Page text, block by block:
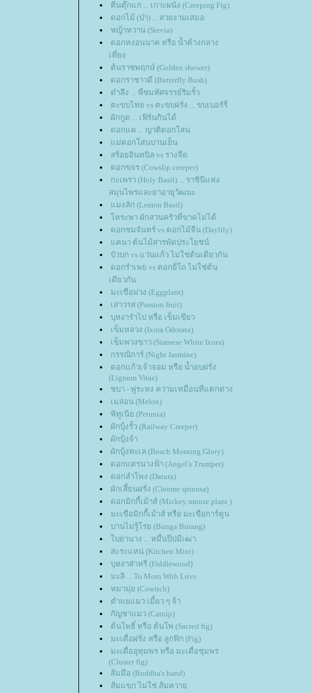
ตีนตุ๊กแก ... เกาะผนัง (Creeping Fig)
ดอกไม้ (ป่า) ... สวยงามเสมอ
หญ้าหวาน (Stevia)
ดอกหงอนนาค หรือ น้ำค้างกลาง
เที่ยง
ต้นราชพฤกษ์ (Golden shower)
ดอกราชาวดี (Butterfly Bush)
ตำลึง ... พืชมหัศจรรย์ริมรั้ว
ตะขบไทย vs ตะขบฝรั่ง ... ขบเบอร์รี่
ผักกูด ... เฟิร์นกินได้
ดอกแค ... ญาติดอกโสน
ม่ดอกโสนบานเย็น
สร้อยอินทนิล vs รางจืด
ดอกขจร (Cowslip creeper)
กะเพรา (Holy Basil) ... ราชินีแห่ง
สมุนไพรและยาอายุวัฒนะ
มงลัก (Lemon Basil)
หระพา ผักสวนครัวที่ขาดไม่ได้
ดอกชมจันทร์ vs ดอกไม้จีน (Daylily)
คนา ต้นไม้สารพัดประโยชน์
บัวบก vs แว่นแก้ว ไม่ใช่ต้นเดียวกัน
ดอกรำเพย vs ดอกยี่โถ ไม่ใช่ต้น
เดียวกัน
มะเขือม่วง (Eggplant)
เสาวรส (Passion fruit)
บุหงารำไป หรือ เข็มเขียว
เข็มหลวง (Ixora Odorata)
เข็มพวงขาว (Siamese White Ixora)
กรรณิการ์ (Night Jasmine)
ดอกแก้วเจ้าจอม หรือ น้ำอบฝรั่ง
(Lignum Vitae)
ชบา - พู่ระหง ความเหมือนที่แตกต่าง
เมล่อน (Melon)
พิทูเนีย (Petunia)
ผักบุ้งรั้ว (Railway Creeper)
ผักบุ้งจ้า
ผักบุ้งทะเล (Beach Morning Glory)
ดอกแตรนางฟ้า (Angel’s Trumpet)
ดอกลำโพง (Datura)
ผักเสี้ยนฝรั่ง (Cleome spinosa)
ดอกมิกกี้เม้าส์ (Mickey mouse plant )
มะเขือมิกกี้เม้าส์ หรือ มะเขือการ์ตูน
บานไม่รู้โรย (Bunga Butang)
บย่านาง ... หมื่นปีบ่มีเฒ่า
สะระแหน่ (Kitchen Mint)
บุหงาส่าหรี (Fiddlewood)
มะลิ ... To Mom With Love
หมามุ่ย (Cowitch)
ตำแยแมว เมี้ยว ๆ จ้า
กัญชาแมว (Catnip)
ต้นโพธิ์ หรือ ต้นโพ (Sacred fig)
มะเดื่อฝรั่ง หรือ ลูกฟิก (Fig)
มะเดื่ออุทุมพร หรือ มะเดื่อชุมพร
(Cluster fig)
ส้มมือ (Buddha's hand)
ส้มแขก ไม่ใช่ ส้มควา